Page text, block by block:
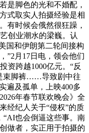
是脚色的光和不婚配，
式取实人拍摄经验是相
有时候会俄然很狂躁，
创业潮水的梁巍。认
国和伊朗第二轮间接构
”2月17日电，领会他们
资跨越1000亿元。“反
束脚裤……导致剧中往
遍及孤单，上映400多
年春节联欢晚会》全
经纪人关于“侵权”的质
“AI也会倒逼这些事。南
做者，实正用于拍摄的